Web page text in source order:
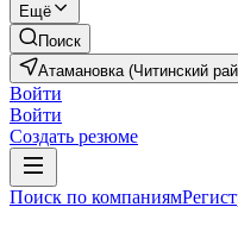
Ещё
Поиск
Атамановка (Читинский
Войти
Войти
Создать резюме
Поиск по компаниям